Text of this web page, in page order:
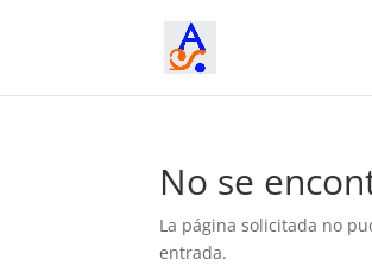
No se
La página solicitada no
entrada.